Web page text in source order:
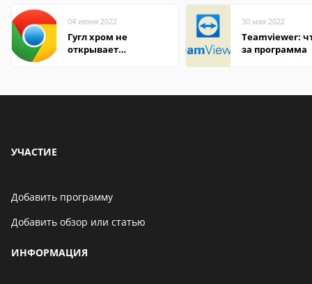
04 июня 2022
Гугл хром не
открывает
30 мая 2022
Teamviewer:
за программа
УЧАСТИЕ
Добавить программу
Добавить обзор или статью
ИНФОРМАЦИЯ